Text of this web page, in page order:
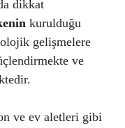
dikkat
kurulduğu
gelişmelere
ve
ve ev aletleri gibi